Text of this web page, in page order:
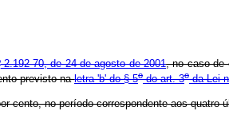
2.192-70, de 24 de agosto de 2001, no caso de
previsto naletra 'b' do § 5odo art. 3oda Lei n
cento, no período correspondente aos quatro